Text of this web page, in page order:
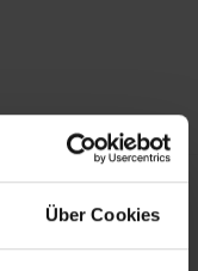
Über Cookies
kostenpflichtig
des Fluges